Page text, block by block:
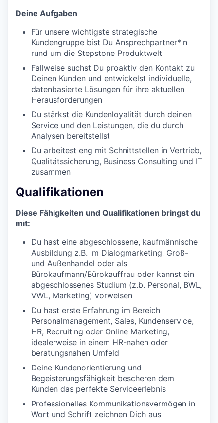
Deine Aufgaben
Für unsere wichtigste strategische
Kundengruppe bist Du Ansprechpartner*in
rund um die Stepstone Produktwelt
Fallweise suchst Du proaktiv den Kontakt zu
Deinen Kunden und entwickelst individuelle,
datenbasierte Lösungen für ihre aktuellen
Herausforderungen
Du stärkst die Kundenloyalität durch deinen
Service und den Leistungen, die du durch
Analysen bereitstellst
Du arbeitest eng mit Schnittstellen in Vertrieb,
Qualitätssicherung, Business Consulting und IT
zusammen
Qualifikationen
Diese Fähigkeiten und Qualifikationen bringst du
mit:
Du hast eine abgeschlossene, kaufmännische
Ausbildung z.B. im Dialogmarketing, Groß-
und Außenhandel oder als
Bürokaufmann/Bürokauffrau oder kannst ein
abgeschlossenes Studium (z.b. Personal, BWL,
VWL, Marketing) vorweisen
Du hast erste Erfahrung im Bereich
Personalmanagement, Sales, Kundenservice,
HR, Recruiting oder Online Marketing,
idealerweise in einem HR-nahen oder
beratungsnahen Umfeld
Deine Kundenorientierung und
Begeisterungsfähigkeit bescheren dem
Kunden das perfekte Serviceerlebnis
Professionelles Kommunikationsvermögen in
Wort und Schrift zeichnen Dich aus